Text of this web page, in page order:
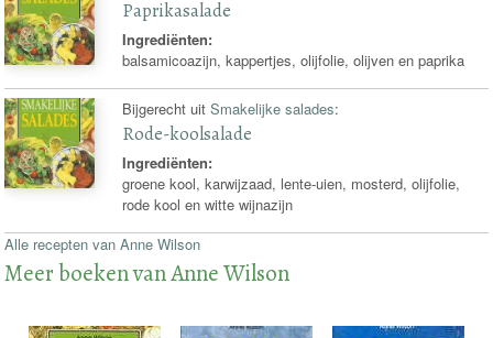
Paprikasalade
Ingrediënten:
balsamicoazijn, kappertjes, olijfolie, olijven en paprika
Bijgerecht uitSmakelijke salades:
Rode-koolsalade
Ingrediënten:
groene kool, karwijzaad, lente-uien, mosterd, olijfolie,
rode kool en witte wijnazijn
Alle recepten van Anne Wilson
Meer boeken van Anne Wilson